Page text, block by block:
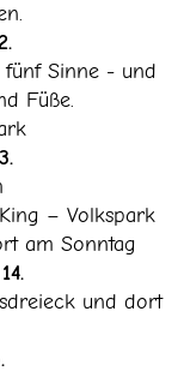
Sinne - und
Füße.
– Volkspark
am Sonntag
und dort